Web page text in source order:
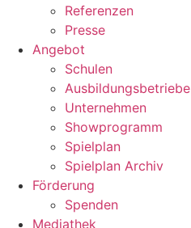
Referenzen
Presse
Angebot
Schulen
Ausbildungsbetriebe
Unternehmen
Showprogramm
Spielplan
Spielplan Archiv
Förderung
Spenden
Mediathek